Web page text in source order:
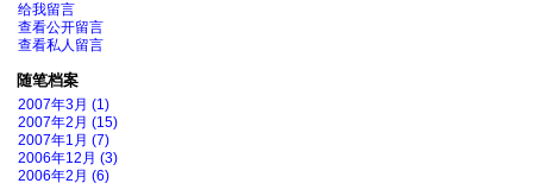
给我留言
查看公开留言
查看私人留言
随笔档案
2007年3月 (1)
2007年2月 (15)
2007年1月 (7)
2006年12月 (3)
2006年2月 (6)